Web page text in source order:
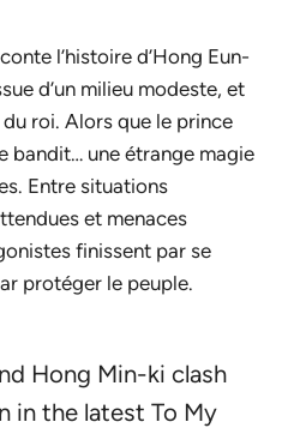
l’histoire d’Hong Eun-
d’un milieu modeste, et
roi. Alors que le prince
bandit… une étrange magie
Entre situations
et menaces
finissent par se
protéger le peuple.
Hong Min-ki clash
in the latest To My